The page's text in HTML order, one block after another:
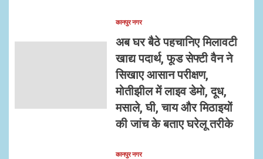
कानपुर नगर
अब घर बैठे पहचानिए मिलावटी
खाद्य पदार्थ, फूड सेफ्टी वैन ने
सिखाए आसान परीक्षण,
मोतीझील में लाइव डेमो, दूध,
मसाले, घी, चाय और मिठाइयों
की जांच के बताए घरेलू तरीके
कानपुर नगर